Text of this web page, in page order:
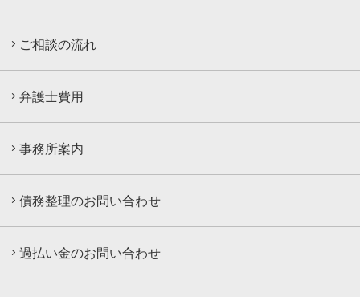
ご相談の流れ
弁護士費用
事務所案内
債務整理のお問い合わせ
過払い金のお問い合わせ